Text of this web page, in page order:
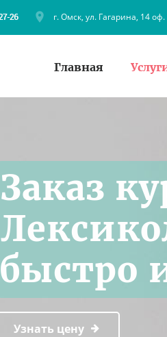
г. Омск, ул. Гагарина, 14
Главная
Заказ
быстро
Узнать цену